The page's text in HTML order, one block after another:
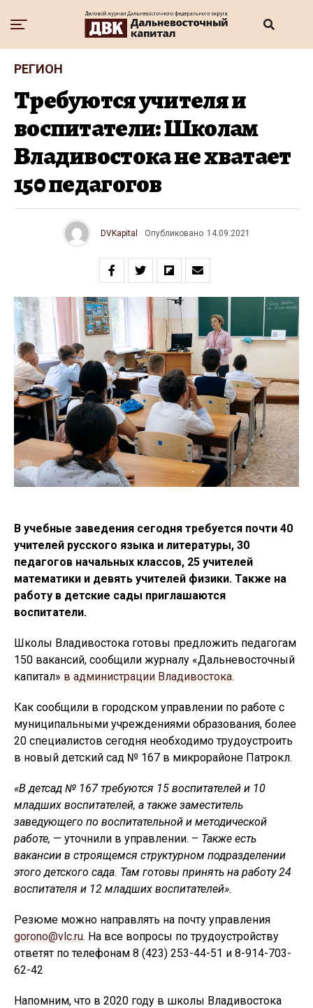
РЕГИОН
Требуются учителя и
воспитатели: Школам
Владивостока не хватает
150 педагогов
DVKapital Опубликовано 14.09.2021
В учебные заведения сегодня требуется почти 40
учителей русского языка и литературы, 30
педагогов начальных классов, 25 учителей
математики и девять учителей физики. Также на
работу в детские сады приглашаются
воспитатели.
Школы Владивостока готовы предложить педагогам
150 вакансий, сообщили журналу «Дальневосточный
капитал» в администрации Владивостока.
Как сообщили в городском управлении по работе с
муниципальными учреждениями образования, более
20 специалистов сегодня необходимо трудоустроить
в новый детский сад № 167 в микрорайоне Патрокл.
«В детсад № 167 требуются 15 воспитателей и 10
младших воспитателей, а также заместитель
заведующего по воспитательной и методической
работе, — уточнили в управлении. – Также есть
вакансии в строящемся структурном подразделении
этого детского сада. Там готовы принять на работу 24
воспитателя и 12 младших воспитателей».
Резюме можно направлять на почту управления
gorono@vlc.ru. На все вопросы по трудоустройству
ответят по телефонам 8 (423) 253-44-51 и 8-914-703-
62-42
Напомним, что в 2020 году в школы Владивостока